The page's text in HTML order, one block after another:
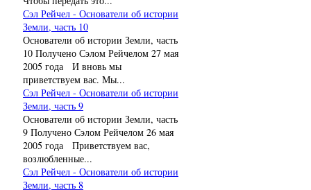
Сэл Рейчел - Основатели об истории
Земли, часть 10
Основатели об истории Земли, часть
10 Получено Сэлом Рейчелом 27 мая
2005 года И вновь мы
приветствуем вас. Мы...
Сэл Рейчел - Основатели об истории
Земли, часть 9
Основатели об истории Земли, часть
9 Получено Сэлом Рейчелом 26 мая
2005 года Приветствуем вас,
возлюбленные...
Сэл Рейчел - Основатели об истории
Земли, часть 8